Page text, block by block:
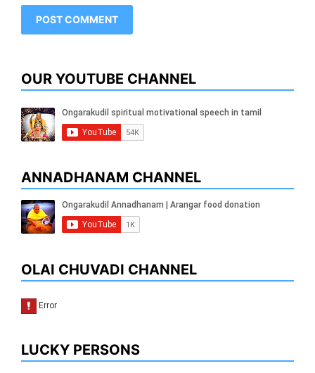
OUR YOUTUBE CHANNEL
ANNADHANAM CHANNEL
OLAI CHUVADI CHANNEL
LUCKY PERSONS